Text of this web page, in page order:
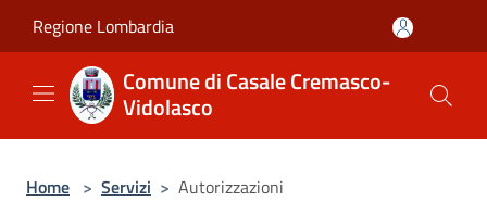
Regione Lombardia
Comune di Casale Cremasco-
Vidolasco
Home > Servizi > Autorizzazioni